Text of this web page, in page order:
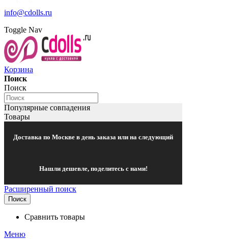
info@cdolls.ru
Toggle Nav
Корзина
Поиск
Поиск
Популярные совпадения
Товары
Доставка по Москве в день заказа или на следующий
Нашли дешевле, поделитесь с нами!
Расширенный поиск
Поиск
Сравнить товары
Меню